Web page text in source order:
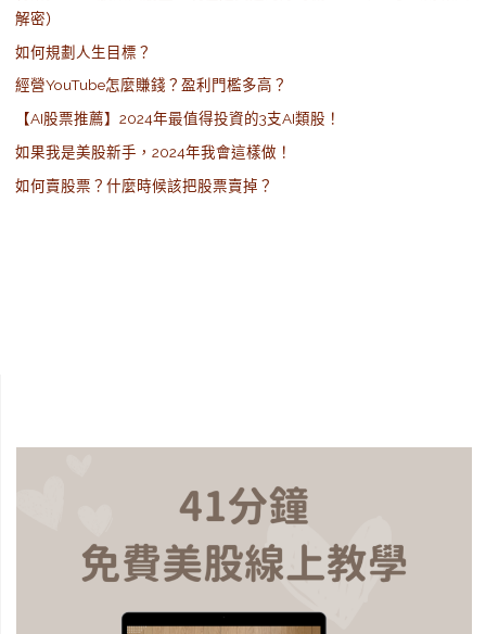
解密）
如何規劃人生目標？
經營YouTube怎麼賺錢？盈利門檻多高？
【AI股票推薦】2024年最值得投資的3支AI類股！
如果我是美股新手，2024年我會這樣做！
如何賣股票？什麼時候該把股票賣掉？